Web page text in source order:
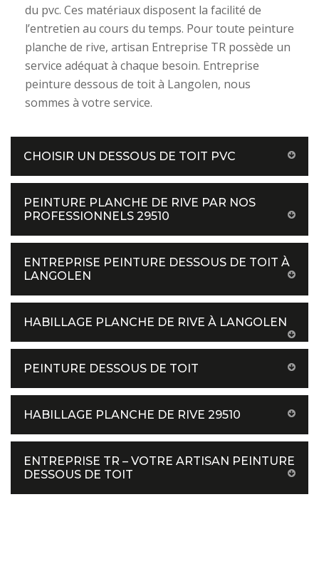
du pvc. Ces matériaux disposent la facilité de
l’entretien au cours du temps. Pour toute peinture
planche de rive, artisan Entreprise TR possède un
service adéquat à chaque besoin. Entreprise
peinture dessous de toit à Langolen, nous
sommes à votre service.
CHOISIR UN DESSOUS DE TOIT PVC
PEINTURE PLANCHE DE RIVE PAR NOS
PROFESSIONNELS 29510
ENTREPRISE PEINTURE DESSOUS DE TOIT À
LANGOLEN
HABILLAGE PLANCHE DE RIVE À LANGOLEN
PEINTURE DESSOUS DE TOIT
HABILLAGE PLANCHE DE RIVE 29510
ENTREPRISE TR – VOTRE ARTISAN PEINTURE
DESSOUS DE TOIT